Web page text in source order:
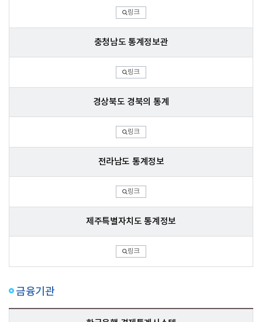
링크
충청남도 통계정보관
링크
경상북도 경북의 통계
링크
전라남도 통계정보
링크
제주특별자치도 통계정보
링크
금융기관